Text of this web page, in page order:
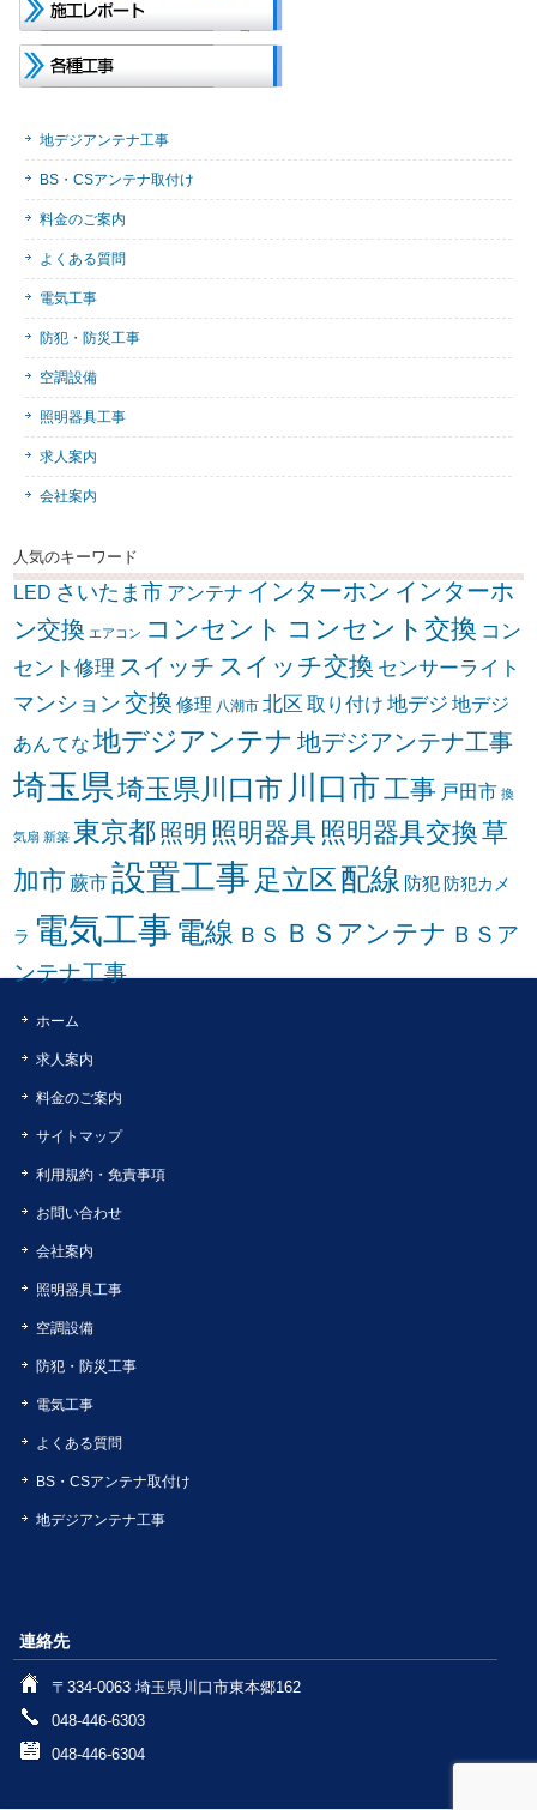
地デジアンテナ工事
BS・CSアンテナ取付け
料金のご案内
よくある質問
電気工事
防犯・防災工事
空調設備
照明器具工事
求人案内
会社案内
人気のキーワード
LED さいたま市 アンテナ インターホン インターホ
ン交換 エアコン コンセント コンセント交換 コン
セント修理 スイッチ スイッチ交換 センサーライト
マンション 交換 修理 八潮市 北区 取り付け 地デジ 地デジ
あんてな 地デジアンテナ 地デジアンテナ工事
埼玉県埼玉県川口市 川口市工事 戸田市 換
気扇 新築 東京都照明 照明器具 照明器具交換草
加市 蕨市設置工事 足立区配線 防犯 防犯カメ
ラ 電気工事 電線 ＢＳ ＢＳアンテナ ＢＳア
ンテナ工事
ホーム
求人案内
料金のご案内
サイトマップ
利用規約・免責事項
お問い合わせ
会社案内
照明器具工事
空調設備
防犯・防災工事
電気工事
よくある質問
BS・CSアンテナ取付け
地デジアンテナ工事
連絡先
〒334-0063 埼玉県川口市東本郷162
048-446-6303
048-446-6304